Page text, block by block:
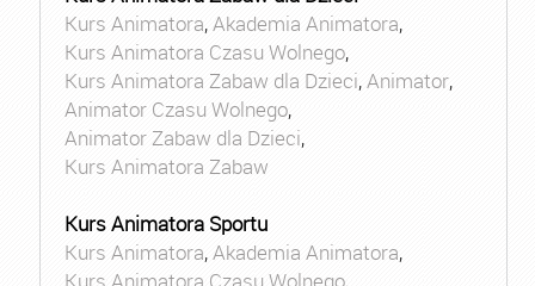
Kurs Animatora,Akademia Animatora,
Kurs Animatora Czasu Wolnego,
Kurs Animatora Zabaw dla Dzieci,Animator,
Animator Czasu Wolnego,
Animator Zabaw dla Dzieci,
Kurs Animatora Zabaw
Kurs Animatora Sportu
Kurs Animatora,Akademia Animatora,